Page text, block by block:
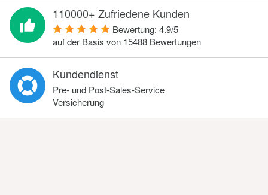
110000+ Zufriedene Kunden
Bewertung: 4.9/5
auf der Basis von 15488 Bewertungen
Kundendienst
Pre- und Post-Sales-Service
Versicherung